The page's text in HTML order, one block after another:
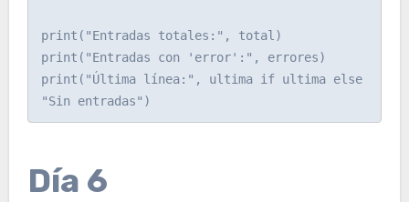
print("Entradas totales:", total)
print("Entradas con 'error':", errores)
print("Última línea:", ultima if ultima else
"Sin entradas")
Día 6